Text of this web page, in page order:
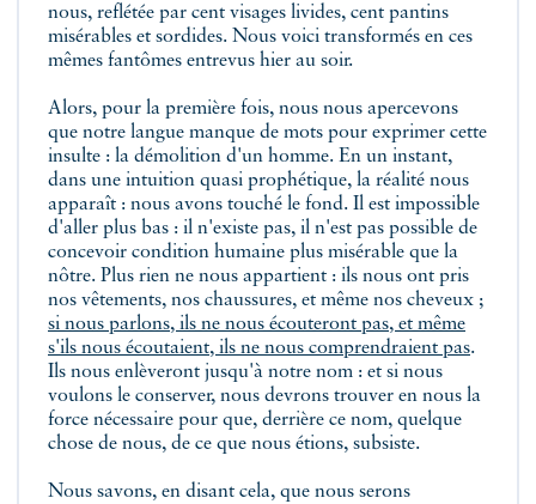
nous, reflétée par cent visages livides, cent pantins
misérables et sordides. Nous voici transformés en ces
mêmes fantômes entrevus hier au soir.
Alors, pour la première fois, nous nous apercevons
que notre langue manque de mots pour exprimer cette
insulte : la démolition d'un homme. En un instant,
dans une intuition quasi prophétique, la réalité nous
apparaît : nous avons touché le fond. Il est impossible
d'aller plus bas : il n'existe pas, il n'est pas possible de
concevoir condition humaine plus misérable que la
nôtre. Plus rien ne nous appartient : ils nous ont pris
nos vêtements, nos chaussures, et même nos cheveux ;
si nous parlons, ils ne nous écouteront pas, et même
s'ils nous écoutaient, ils ne nous comprendraient pas.
Ils nous enlèveront jusqu'à notre nom : et si nous
voulons le conserver, nous devrons trouver en nous la
force nécessaire pour que, derrière ce nom, quelque
chose de nous, de ce que nous étions, subsiste.
Nous savons, en disant cela, que nous serons